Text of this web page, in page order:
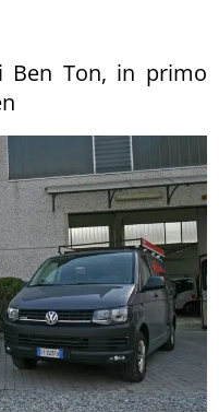
Ben Ton, in primo